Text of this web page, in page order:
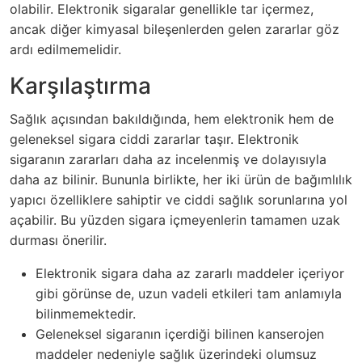
olabilir. Elektronik sigaralar genellikle tar içermez,
ancak diğer kimyasal bileşenlerden gelen zararlar göz
ardı edilmemelidir.
Karşılaştırma
Sağlık açısından bakıldığında, hem elektronik hem de
geleneksel sigara ciddi zararlar taşır. Elektronik
sigaranın zararları daha az incelenmiş ve dolayısıyla
daha az bilinir. Bununla birlikte, her iki ürün de bağımlılık
yapıcı özelliklere sahiptir ve ciddi sağlık sorunlarına yol
açabilir. Bu yüzden sigara içmeyenlerin tamamen uzak
durması önerilir.
Elektronik sigara daha az zararlı maddeler içeriyor
gibi görünse de, uzun vadeli etkileri tam anlamıyla
bilinmemektedir.
Geleneksel sigaranın içerdiği bilinen kanserojen
maddeler nedeniyle sağlık üzerindeki olumsuz